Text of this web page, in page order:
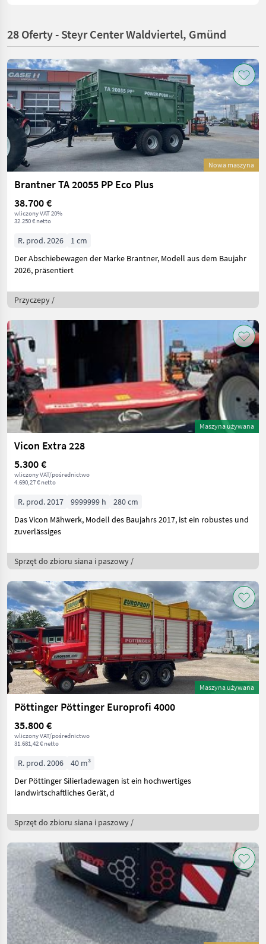
28 Oferty - Steyr Center Waldviertel, Gmünd
Nowa maszyna
Brantner TA 20055 PP Eco Plus
38.700 €
wliczony VAT 20%
32.250 € netto
R. prod. 2026
1 cm
Der Abschiebewagen der Marke Brantner, Modell aus dem Baujahr
2026, präsentiert
Przyczepy /
Maszyna używana
Vicon Extra 228
5.300 €
wliczony VAT/pośrednictwo
4.690,27 € netto
R. prod. 2017 9999999 h
280 cm
Das Vicon Mähwerk, Modell des Baujahrs 2017, ist ein robustes und
zuverlässiges
Sprzęt do zbioru siana i paszowy /
Maszyna używana
Pöttinger Pöttinger Europrofi 4000
35.800 €
wliczony VAT/pośrednictwo
31.681,42 € netto
R. prod. 2006
40 m³
Der Pöttinger Silierladewagen ist ein hochwertiges
landwirtschaftliches Gerät, d
Sprzęt do zbioru siana i paszowy /